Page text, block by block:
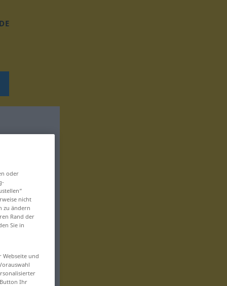
oder
nicht
zu ändern
Rand der
Sie in
und
Ihr